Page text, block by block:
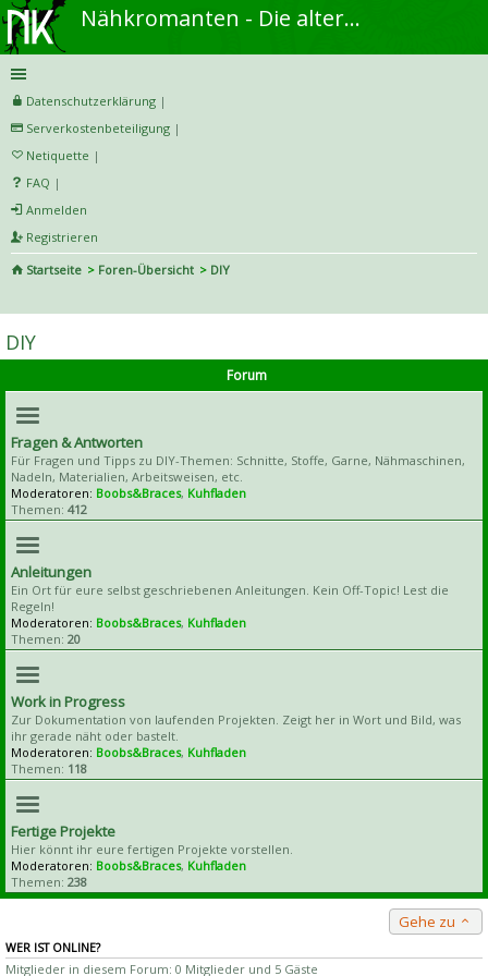
Nähkromanten - Die alternative Näh- und DIY-Community
Datenschutzerklärung |
Serverkostenbeteiligung |
Netiquette |
FAQ |
Anmelden
Registrieren
Startseite
Foren-Übersicht
DIY
he
DIY
Forum
Fragen & Antworten
Für Fragen und Tipps zu DIY-Themen: Schnitte, Stoffe, Garne, Nähmaschinen,
Nadeln, Materialien, Arbeitsweisen, etc.
Moderatoren: Boobs&Braces, Kuhfladen
Themen: 412
Anleitungen
Ein Ort für eure selbst geschriebenen Anleitungen. Kein Off-Topic! Lest die
Regeln!
Moderatoren: Boobs&Braces, Kuhfladen
Themen: 20
Work in Progress
Zur Dokumentation von laufenden Projekten. Zeigt her in Wort und Bild, was
ihr gerade näht oder bastelt.
Moderatoren: Boobs&Braces, Kuhfladen
Themen: 118
Fertige Projekte
Hier könnt ihr eure fertigen Projekte vorstellen.
Moderatoren: Boobs&Braces, Kuhfladen
Themen: 238
Gehe zu
WER IST ONLINE?
Mitglieder in diesem Forum: 0 Mitglieder und 5 Gäste